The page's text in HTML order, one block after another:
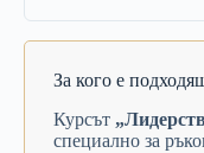
За кого е
Курсът „
специално за